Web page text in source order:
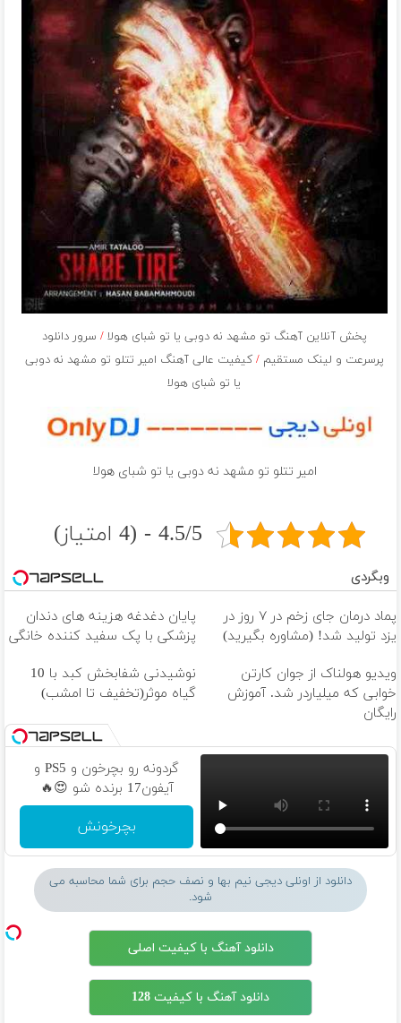
پخش آنلاین آهنگ تو مشهد نه دوبى یا تو شباى هولا/ سرور دانلود
پرسرعت و لینک مستقیم/ کیفیت عالی آهنگ امیر تتلو تو مشهد نه دوبى
یا تو شباى هولا
امیر تتلو تو مشهد نه دوبى یا تو شباى هولا
4.5/5 - (4 امتیاز)
وبگردی
پماد درمان جای زخم در ۷ روز در
یزد تولید شد! (مشاوره بگیرید)
پایان دغدغه هزینه های دندان
پزشکی با پک سفید کننده خانگی
ویدیو هولناک از جوان کارتن
خوابی که میلیاردر شد. آموزش
رایگان
نوشیدنی شفابخش کبد با 10
گیاه موثر(تخفیف تا امشب)
گردونه رو بچرخون و PS5 و
آیفون17 برنده شو 😍🔥
بچرخونش
دانلود از اونلی دیجی نیم بها و نصف حجم برای شما محاسبه می
شود.
دانلود آهنگ با کیفیت اصلی
دانلود آهنگ با کیفیت 128